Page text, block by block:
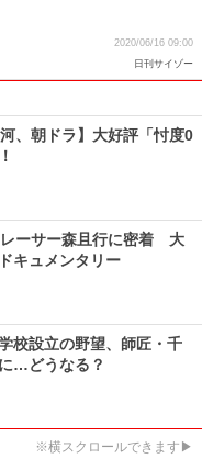
2020/06/16 09:00
日刊サイゾー
、朝ドラ】大好評「忖度0
ーサー森且行に密着 大
キュメンタリー
校設立の野望、師匠・千
…どうなる？
※横スクロールできます▶